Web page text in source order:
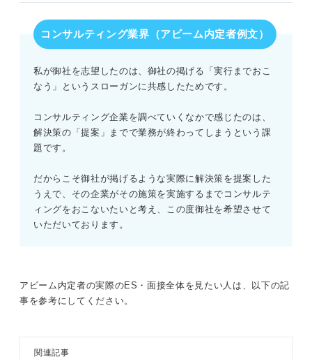
コンサルティング業界（アビーム内定者例文）
私が御社を志望したのは、御社の掲げる「実行までおこ
なう」というスローガンに共感したためです。
コンサルティング企業を調べていくなかで感じたのは、
解決策の「提案」までで業務が終わってしまうという課
題です。
だからこそ御社が掲げるような実際に解決策を提案した
うえで、その企業がその施策を実施するまでコンサルテ
ィングをおこないたいと考え、この度御社を希望させて
いただいております。
アビーム内定者の実際のES・面接全体を見たい人は、以下の記
事を参考にしてください。
関連記事